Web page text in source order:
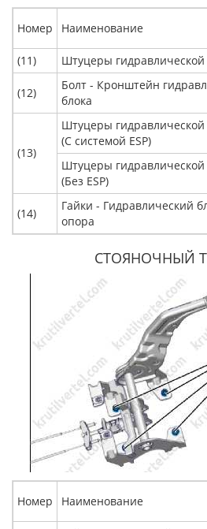
Номер Наименование
(11)
Штуцеры
(12)
Болт - Кронштейн
блока
(13)
Штуцеры
(С системой ESP)
Штуцеры
(Без ESP)
(14)
Гайки - Гидравлический
опора
СТОЯНОЧНЫЙ
Номер Наименование